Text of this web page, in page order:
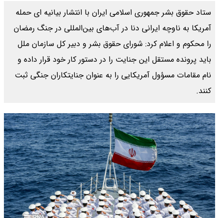
ستاد حقوق بشر جمهوری اسلامی ایران با انتشار بیانیه ای حمله
آمریکا به ناوچه ایرانی دنا در آب‌های بین‌المللی در جنگ رمضان
را محکوم و اعلام کرد: شورای حقوق بشر و دبیر کل سازمان ملل
باید پرونده مستقل این جنایت را در دستور کار خود قرار داده و
نام مقامات مسؤول آمریکایی را به عنوان جنایتکاران جنگی ثبت
کنند.